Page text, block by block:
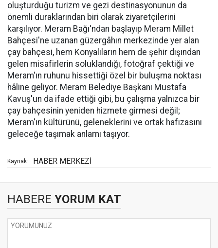
oluşturduğu turizm ve gezi destinasyonunun da
önemli duraklarından biri olarak ziyaretçilerini
karşılıyor. Meram Bağı'ndan başlayıp Meram Millet
Bahçesi'ne uzanan güzergâhın merkezinde yer alan
çay bahçesi, hem Konyalıların hem de şehir dışından
gelen misafirlerin soluklandığı, fotoğraf çektiği ve
Meram'ın ruhunu hissettiği özel bir buluşma noktası
hâline geliyor. Meram Belediye Başkanı Mustafa
Kavuş'un da ifade ettiği gibi, bu çalışma yalnızca bir
çay bahçesinin yeniden hizmete girmesi değil;
Meram'ın kültürünü, geleneklerini ve ortak hafızasını
geleceğe taşımak anlamı taşıyor.
Kaynak: HABER MERKEZİ
HABERE YORUM KAT